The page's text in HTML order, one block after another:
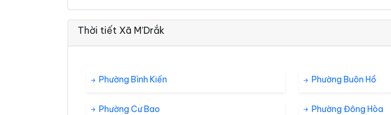
Thời tiết Xã M’Drắk
Phường Bình Kiến Phường Buôn Hồ
Phường Cư Bao Phường Đông Hòa